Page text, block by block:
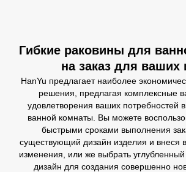
Гибкие раковины для
на заказ для ваших
HanYu предлагает наиболее
решения, предлагая комплексные
удовлетворения ваших потребностей
ванной комнаты. Вы можете
быстрыми сроками выполнения
существующий дизайн изделия и внеся
изменения, или же выбрать
дизайн для создания совершенно